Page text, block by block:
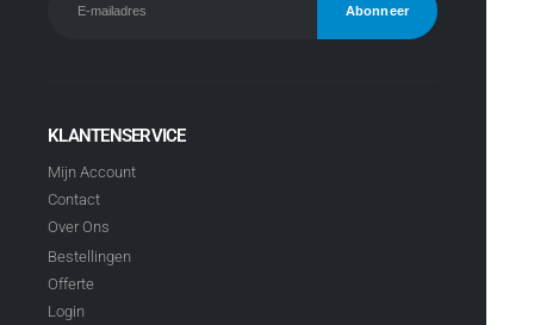
KLANTENSERVICE
Mijn Account
Contact
Over Ons
Bestellingen
Offerte
Login